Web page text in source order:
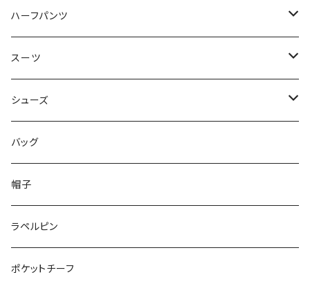
50/XL～
48/L
50/XL～
46/M
48/L
50/XL～
～44/S
46/M
48/L
50/XL～
ハーフパンツ
～44/S
46/M
48/L
50/XL～
スーツ
～44/S
46/M
48/L
50/XL～
シューズ
～25.5cm
26cm～
27cm～
28cm～
バッグ
帽子
ラペルピン
ポケットチーフ